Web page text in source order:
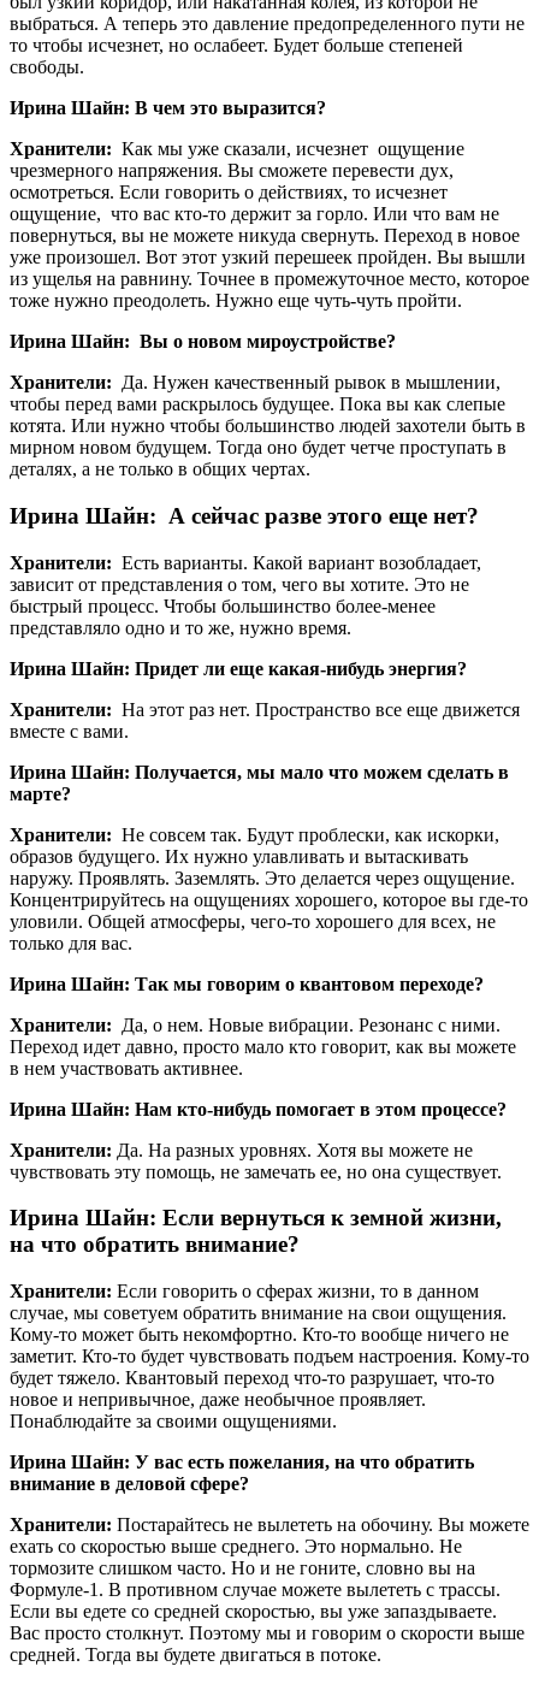
выбраться. А теперь это давление предопределенного пути не
то чтобы исчезнет, но ослабеет. Будет больше степеней
свободы.
Ирина Шайн: В чем это выразится?
Хранители: Как мы уже сказали, исчезнет ощущение
чрезмерного напряжения. Вы сможете перевести дух,
осмотреться. Если говорить о действиях, то исчезнет
ощущение, что вас кто-то держит за горло. Или что вам не
повернуться, вы не можете никуда свернуть. Переход в новое
уже произошел. Вот этот узкий перешеек пройден. Вы вышли
из ущелья на равнину. Точнее в промежуточное место, которое
тоже нужно преодолеть. Нужно еще чуть-чуть пройти.
Ирина Шайн: Вы о новом мироустройстве?
Хранители: Да. Нужен качественный рывок в мышлении,
чтобы перед вами раскрылось будущее. Пока вы как слепые
котята. Или нужно чтобы большинство людей захотели быть в
мирном новом будущем. Тогда оно будет четче проступать в
деталях, а не только в общих чертах.
Ирина Шайн: А сейчас разве этого еще нет?
Хранители: Есть варианты. Какой вариант возобладает,
зависит от представления о том, чего вы хотите. Это не
быстрый процесс. Чтобы большинство более-менее
представляло одно и то же, нужно время.
Ирина Шайн: Придет ли еще какая-нибудь энергия?
Хранители: На этот раз нет. Пространство все еще движется
вместе с вами.
Ирина Шайн: Получается, мы мало что можем сделать в
марте?
Хранители: Не совсем так. Будут проблески, как искорки,
образов будущего. Их нужно улавливать и вытаскивать
наружу. Проявлять. Заземлять. Это делается через ощущение.
Концентрируйтесь на ощущениях хорошего, которое вы где-то
уловили. Общей атмосферы, чего-то хорошего для всех, не
только для вас.
Ирина Шайн: Так мы говорим о квантовом переходе?
Хранители: Да, о нем. Новые вибрации. Резонанс с ними.
Переход идет давно, просто мало кто говорит, как вы можете
в нем участвовать активнее.
Ирина Шайн: Нам кто-нибудь помогает в этом процессе?
Хранители: Да. На разных уровнях. Хотя вы можете не
чувствовать эту помощь, не замечать ее, но она существует.
Ирина Шайн: Если вернуться к земной жизни,
на что обратить внимание?
Хранители: Если говорить о сферах жизни, то в данном
случае, мы советуем обратить внимание на свои ощущения.
Кому-то может быть некомфортно. Кто-то вообще ничего не
заметит. Кто-то будет чувствовать подъем настроения. Кому-то
будет тяжело. Квантовый переход что-то разрушает, что-то
новое и непривычное, даже необычное проявляет.
Понаблюдайте за своими ощущениями.
Ирина Шайн: У вас есть пожелания, на что обратить
внимание в деловой сфере?
Хранители: Постарайтесь не вылететь на обочину. Вы можете
ехать со скоростью выше среднего. Это нормально. Не
тормозите слишком часто. Но и не гоните, словно вы на
Формуле-1. В противном случае можете вылететь с трассы.
Если вы едете со средней скоростью, вы уже запаздываете.
Вас просто столкнут. Поэтому мы и говорим о скорости выше
средней. Тогда вы будете двигаться в потоке.